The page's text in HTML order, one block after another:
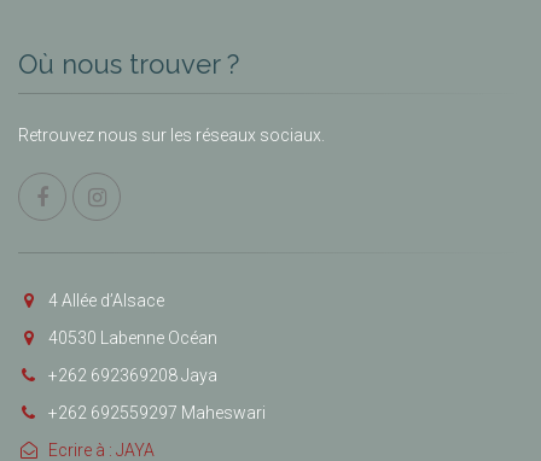
Où nous trouver ?
Retrouvez nous sur les réseaux sociaux.
4 Allée d’Alsace
40530 Labenne Océan
+262 692369208 Jaya
+262 692559297 Maheswari
Ecrire à : JAYA